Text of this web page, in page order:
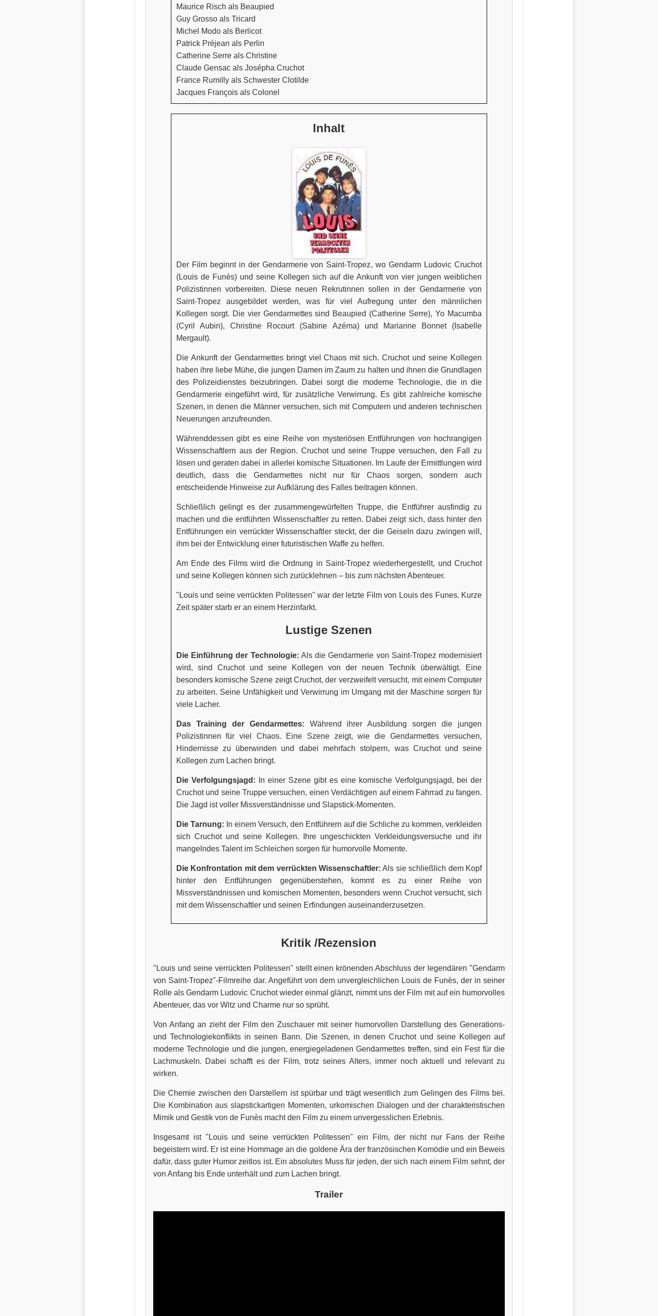
Maurice Risch als Beaupied
Guy Grosso als Tricard
Michel Modo als Berlicot
Patrick Préjean als Perlin
Catherine Serre als Christine
Claude Gensac als Josépha Cruchot
France Rumilly als Schwester Clotilde
Jacques François als Colonel
Inhalt
Der Film beginnt in der Gendarmerie von Saint-Tropez, wo Gendarm Ludovic Cruchot
(Louis de Funès) und seine Kollegen sich auf die Ankunft von vier jungen weiblichen
Polizistinnen vorbereiten. Diese neuen Rekrutinnen sollen in der Gendarmerie von
Saint-Tropez ausgebildet werden, was für viel Aufregung unter den männlichen
Kollegen sorgt. Die vier Gendarmettes sind Beaupied (Catherine Serre), Yo Macumba
(Cyril Aubin), Christine Rocourt (Sabine Azéma) und Marianne Bonnet (Isabelle
Mergault).
Die Ankunft der Gendarmettes bringt viel Chaos mit sich. Cruchot und seine Kollegen
haben ihre liebe Mühe, die jungen Damen im Zaum zu halten und ihnen die Grundlagen
des Polizeidienstes beizubringen. Dabei sorgt die moderne Technologie, die in die
Gendarmerie eingeführt wird, für zusätzliche Verwirrung. Es gibt zahlreiche komische
Szenen, in denen die Männer versuchen, sich mit Computern und anderen technischen
Neuerungen anzufreunden.
Währenddessen gibt es eine Reihe von mysteriösen Entführungen von hochrangigen
Wissenschaftlern aus der Region. Cruchot und seine Truppe versuchen, den Fall zu
lösen und geraten dabei in allerlei komische Situationen. Im Laufe der Ermittlungen wird
deutlich, dass die Gendarmettes nicht nur für Chaos sorgen, sondern auch
entscheidende Hinweise zur Aufklärung des Falles beitragen können.
Schließlich gelingt es der zusammengewürfelten Truppe, die Entführer ausfindig zu
machen und die entführten Wissenschaftler zu retten. Dabei zeigt sich, dass hinter den
Entführungen ein verrückter Wissenschaftler steckt, der die Geiseln dazu zwingen will,
ihm bei der Entwicklung einer futuristischen Waffe zu helfen.
Am Ende des Films wird die Ordnung in Saint-Tropez wiederhergestellt, und Cruchot
und seine Kollegen können sich zurücklehnen – bis zum nächsten Abenteuer.
"Louis und seine verrückten Politessen" war der letzte Film von Louis des Funes. Kurze
Zeit später starb er an einem Herzinfarkt.
Lustige Szenen
Die Einführung der Technologie: Als die Gendarmerie von Saint-Tropez modernisiert
wird, sind Cruchot und seine Kollegen von der neuen Technik überwältigt. Eine
besonders komische Szene zeigt Cruchot, der verzweifelt versucht, mit einem Computer
zu arbeiten. Seine Unfähigkeit und Verwirrung im Umgang mit der Maschine sorgen für
viele Lacher.
Das Training der Gendarmettes: Während ihrer Ausbildung sorgen die jungen
Polizistinnen für viel Chaos. Eine Szene zeigt, wie die Gendarmettes versuchen,
Hindernisse zu überwinden und dabei mehrfach stolpern, was Cruchot und seine
Kollegen zum Lachen bringt.
Die Verfolgungsjagd: In einer Szene gibt es eine komische Verfolgungsjagd, bei der
Cruchot und seine Truppe versuchen, einen Verdächtigen auf einem Fahrrad zu fangen.
Die Jagd ist voller Missverständnisse und Slapstick-Momenten.
Die Tarnung: In einem Versuch, den Entführern auf die Schliche zu kommen, verkleiden
sich Cruchot und seine Kollegen. Ihre ungeschickten Verkleidungsversuche und ihr
mangelndes Talent im Schleichen sorgen für humorvolle Momente.
Die Konfrontation mit dem verrückten Wissenschaftler: Als sie schließlich dem Kopf
hinter den Entführungen gegenüberstehen, kommt es zu einer Reihe von
Missverständnissen und komischen Momenten, besonders wenn Cruchot versucht, sich
mit dem Wissenschaftler und seinen Erfindungen auseinanderzusetzen.
Kritik /Rezension
"Louis und seine verrückten Politessen" stellt einen krönenden Abschluss der legendären "Gendarm
von Saint-Tropez"-Filmreihe dar. Angeführt von dem unvergleichlichen Louis de Funès, der in seiner
Rolle als Gendarm Ludovic Cruchot wieder einmal glänzt, nimmt uns der Film mit auf ein humorvolles
Abenteuer, das vor Witz und Charme nur so sprüht.
Von Anfang an zieht der Film den Zuschauer mit seiner humorvollen Darstellung des Generations-
und Technologiekonflikts in seinen Bann. Die Szenen, in denen Cruchot und seine Kollegen auf
moderne Technologie und die jungen, energiegeladenen Gendarmettes treffen, sind ein Fest für die
Lachmuskeln. Dabei schafft es der Film, trotz seines Alters, immer noch aktuell und relevant zu
wirken.
Die Chemie zwischen den Darstellern ist spürbar und trägt wesentlich zum Gelingen des Films bei.
Die Kombination aus slapstickartigen Momenten, urkomischen Dialogen und der charakteristischen
Mimik und Gestik von de Funès macht den Film zu einem unvergesslichen Erlebnis.
Insgesamt ist "Louis und seine verrückten Politessen" ein Film, der nicht nur Fans der Reihe
begeistern wird. Er ist eine Hommage an die goldene Ära der französischen Komödie und ein Beweis
dafür, dass guter Humor zeitlos ist. Ein absolutes Muss für jeden, der sich nach einem Film sehnt, der
von Anfang bis Ende unterhält und zum Lachen bringt.
Trailer